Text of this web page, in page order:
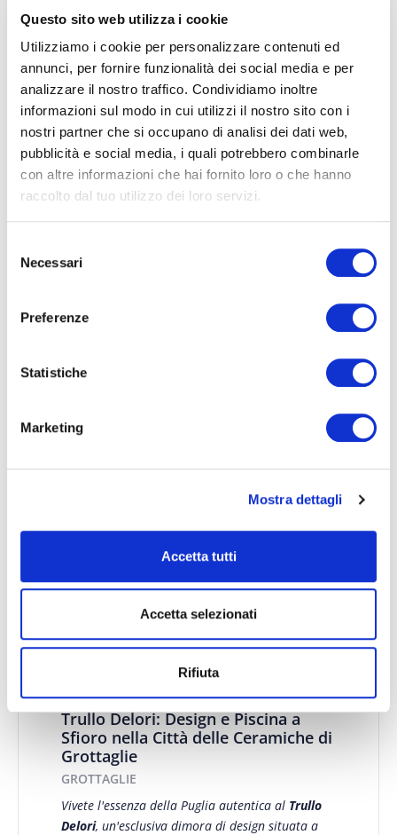
Questo sito web utilizza i cookie
Utilizziamo i cookie per personalizzare contenuti ed
annunci, per fornire funzionalità dei social media e per
analizzare il nostro traffico. Condividiamo inoltre
informazioni sul modo in cui utilizzi il nostro sito con i
nostri partner che si occupano di analisi dei dati web,
pubblicità e social media, i quali potrebbero combinarle
con altre informazioni che hai fornito loro o che hanno
raccolto dal tuo utilizzo dei loro servizi.
delNecessari
Preferenze
Statistiche
Marketing
Mostra dettagli
Accetta tutti
Accetta selezionati
Rifiuta
Trulli Colebè Charme Barocco e
Relax in Trulli con Piscina a Martina
Franca
MARTINA FRANCA
Immergetevi nell'incanto della Valle d'Itria ai
, una splendidavilla con trulli in
connubio perfetto tra storia, natura e raffinato
mondo per il suo barocco opulento e la sua
un’esperienza di vacanza autentica e rigenerante,
circondata dalla bellezza incontaminata della
6
70
Trullo Delori: Design e Piscina a
Sfioro nella Città delle Ceramiche di
Grottaglie
GROTTAGLIE
Vivete l'essenza della Puglia autentica al Trullo
Delori, un'esclusiva dimora di design situata a